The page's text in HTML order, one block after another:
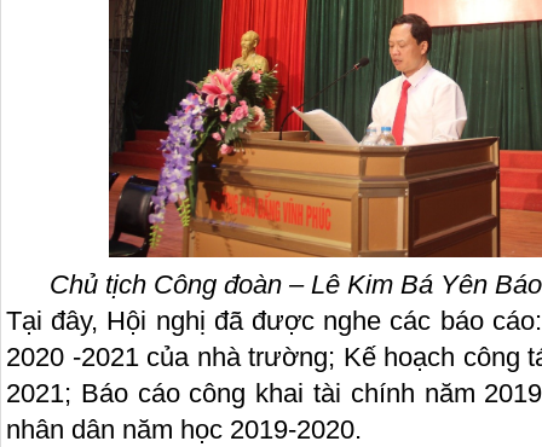
Chủ tịch Công đoàn – Lê Kim Bá Yên
Tại đây, Hội nghị đã được nghe các báo
2020 -2021 của nhà trường; Kế hoạch công
2021; Báo cáo công khai tài chính năm
nhân dân năm học 2019-2020.